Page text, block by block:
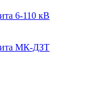
6-110 кВ
МК-ДЗТ